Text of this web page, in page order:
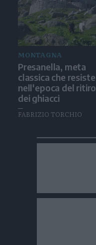
MONTAGNA
Presanella, meta
classica che resiste
nell'epoca del ritiro
dei ghiacci
FABRIZIO TORCHIO